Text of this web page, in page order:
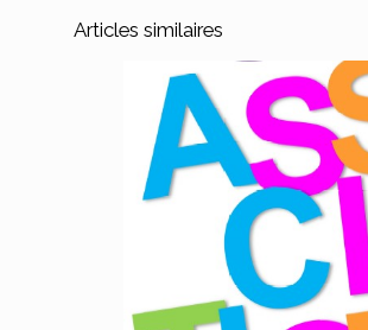
Articles similaires